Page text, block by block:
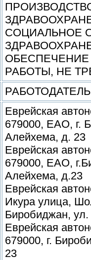
СОЦИАЛЬНОЕ
ОБЕСПЕЧЕНИЕ
РАБОТЫ, НЕ
РАБОТОДАТЕЛЬ
Еврейская
679000, ЕАО, г.
Алейхема, д. 23
Еврейская
679000, ЕАО,
Алейхема, д.23
Еврейская
Икура улица,
Биробиджан,
Еврейская
679000, г.
23